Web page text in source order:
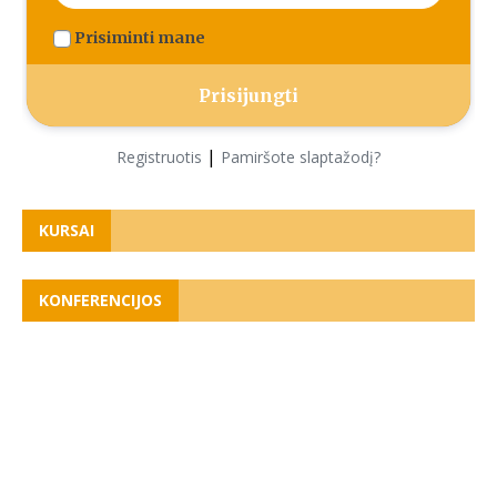
Prisiminti mane
Registruotis | Pamiršote slaptažodį?
KURSAI
KONFERENCIJOS